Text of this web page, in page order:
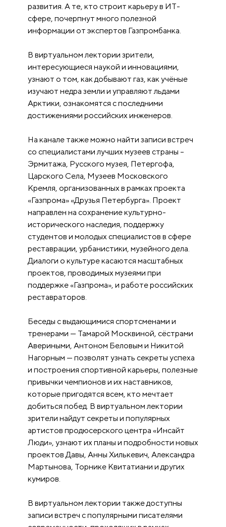
развития. А те, кто строит карьеру в ИТ-
сфере, почерпнут много полезной
информации от экспертов Газпромбанка.
В виртуальном лектории зрители,
интересующиеся наукой и инновациями,
узнают о том, как добывают газ, как учёные
изучают недра земли и управляют льдами
Арктики, ознакомятся с последними
достижениями российских инженеров.
На канале также можно найти записи встреч
со специалистами лучших музеев страны –
Эрмитажа, Русского музея, Петергофа,
Царского Села, Музеев Московского
Кремля, организованных в рамках проекта
«Газпрома» «Друзья Петербурга». Проект
направлен на сохранение культурно-
исторического наследия, поддержку
студентов и молодых специалистов в сфере
реставрации, урбанистики, музейного дела.
Диалоги о культуре касаются масштабных
проектов, проводимых музеями при
поддержке «Газпрома», и работе российских
реставраторов.
Беседы с выдающимися спортсменами и
тренерами — Тамарой Москвиной, сёстрами
Авериными, Антоном Беловым и Никитой
Нагорным — позволят узнать секреты успеха
и построения спортивной карьеры, полезные
привычки чемпионов и их наставников,
которые пригодятся всем, кто мечтает
добиться побед. В виртуальном лектории
зрители найдут секреты и популярных
артистов продюсерского центра «Инсайт
Люди», узнают их планы и подробности новых
проектов Давы, Анны Хилькевич, Александра
Мартынова, Торнике Квитатиани и других
кумиров.
В виртуальном лектории также доступны
записи встреч с популярными писателями